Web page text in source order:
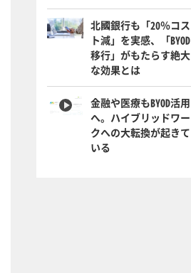
北國銀行も「20％コス
ト減」を実感、「BYOD
移行」がもたらす絶大
な効果とは
金融や医療もBYOD活用
へ。ハイブリッドワー
クへの大転換が起きて
いる